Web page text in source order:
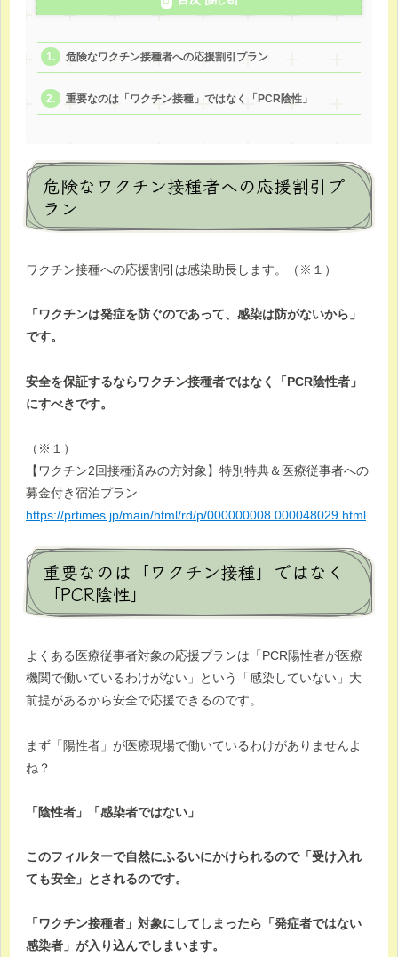
危険なワクチン接種者への応援割引プラン
重要なのは「ワクチン接種」ではなく「PCR陰性」
危険なワクチン接種者への応援割引プ
ラン
ワクチン接種への応援割引は感染助長します。（※１）
「ワクチンは発症を防ぐのであって、感染は防がないから」
です。
安全を保証するならワクチン接種者ではなく「PCR陰性者」
にすべきです。
（※１）
【ワクチン2回接種済みの方対象】特別特典＆医療従事者への
募金付き宿泊プラン
https://prtimes.jp/main/html/rd/p/000000008.000048029.html
重要なのは「ワクチン接種」ではなく
「PCR陰性」
よくある医療従事者対象の応援プランは「PCR陽性者が医療
機関で働いているわけがない」という「感染していない」大
前提があるから安全で応援できるのです。
まず「陽性者」が医療現場で働いているわけがありませんよ
ね？
「陰性者」「感染者ではない」
このフィルターで自然にふるいにかけられるので「受け入れ
ても安全」とされるのです。
「ワクチン接種者」対象にしてしまったら「発症者ではない
感染者」が入り込んでしまいます。